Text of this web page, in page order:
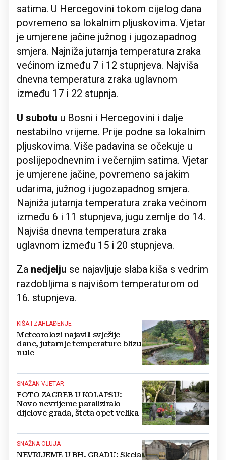
satima. U Hercegovini tokom cijelog dana
povremeno sa lokalnim pljuskovima. Vjetar
je umjerene jačine južnog i jugozapadnog
smjera. Najniža jutarnja temperatura zraka
većinom između 7 i 12 stupnjeva. Najviša
dnevna temperatura zraka uglavnom
između 17 i 22 stupnja.
U subotu u Bosni i Hercegovini i dalje
nestabilno vrijeme. Prije podne sa lokalnim
pljuskovima. Više padavina se očekuje u
poslijepodnevnim i večernjim satima. Vjetar
je umjerene jačine, povremeno sa jakim
udarima, južnog i jugozapadnog smjera.
Najniža jutarnja temperatura zraka većinom
između 6 i 11 stupnjeva, jugu zemlje do 14.
Najviša dnevna temperatura zraka
uglavnom između 15 i 20 stupnjeva.
Za nedjelju se najavljuje slaba kiša s vedrim
razdobljima s najvišom temperaturom od
16. stupnjeva.
KIŠA I ZAHLAĐENJE
Meteorolozi najavili svježije
dane, jutarnje temperature blizu
nule
SNAŽAN VJETAR
FOTO ZAGREB U KOLAPSU:
Novo nevrijeme paraliziralo
dijelove grada, šteta opet velika
SNAŽNA OLUJA
NEVRIJEME U BH. GRADU: Skela